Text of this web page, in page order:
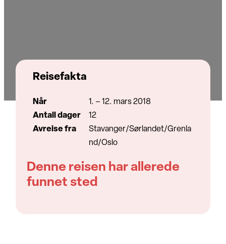
Reisefakta
Når
1. – 12. mars 2018
Antall dager
12
Avreise fra
Stavanger/Sørlandet/Grenla
nd/Oslo
Denne reisen har allerede
funnet sted